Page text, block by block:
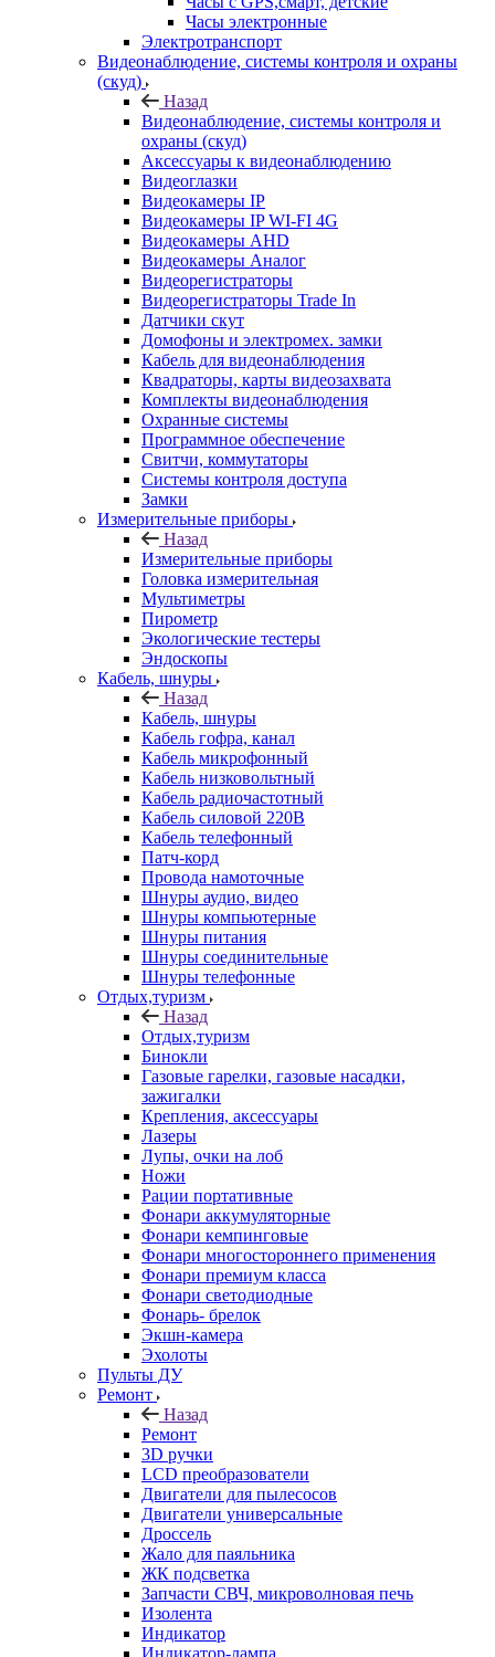
Часы электронные
Электротранспорт
Видеонаблюдение, системы контроля и охраны
(скуд)
Назад
Видеонаблюдение, системы контроля и
охраны (скуд)
Аксессуары к видеонаблюдению
Видеоглазки
Видеокамеры IP
Видеокамеры IP WI-FI 4G
Видеокамеры AHD
Видеокамеры Аналог
Видеорегистраторы
Видеорегистраторы Trade In
Датчики скут
Домофоны и электромех. замки
Кабель для видеонаблюдения
Квадраторы, карты видеозахвата
Комплекты видеонаблюдения
Охранные системы
Программное обеспечение
Свитчи, коммутаторы
Системы контроля доступа
Замки
Измерительные приборы
Назад
Измерительные приборы
Головка измерительная
Мультиметры
Пирометр
Экологические тестеры
Эндоскопы
Кабель, шнуры
Назад
Кабель, шнуры
Кабель гофра, канал
Кабель микрофонный
Кабель низковольтный
Кабель радиочастотный
Кабель силовой 220В
Кабель телефонный
Патч-корд
Провода намоточные
Шнуры аудио, видео
Шнуры компьютерные
Шнуры питания
Шнуры соединительные
Шнуры телефонные
Отдых,туризм
Назад
Отдых,туризм
Бинокли
Газовые гарелки, газовые насадки,
зажигалки
Крепления, аксессуары
Лазеры
Лупы, очки на лоб
Ножи
Рации портативные
Фонари аккумуляторные
Фонари кемпинговые
Фонари многостороннего применения
Фонари премиум класса
Фонари светодиодные
Фонарь- брелок
Экшн-камера
Эхолоты
Пульты ДУ
Ремонт
Назад
Ремонт
3D ручки
LCD преобразователи
Двигатели для пылесосов
Двигатели универсальные
Дроссель
Жало для паяльника
ЖК подсветка
Запчасти СВЧ, микроволновая печь
Изолента
Индикатор
Индикатор-лампа